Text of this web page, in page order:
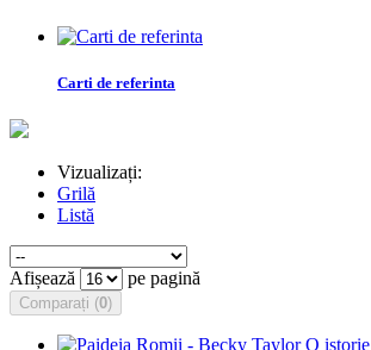
Carti de referinta
Vizualizați:
Grilă
Listă
Afișează pe pagină
Comparați (0)